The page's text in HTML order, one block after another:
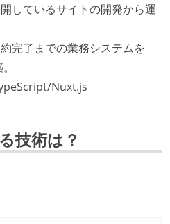
しているサイトの開発から運
完了までの業務システムを
Nuxt.js
技術は？